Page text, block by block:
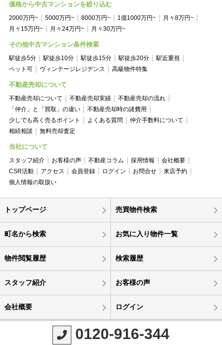
価格から中古マンションを絞り込む
2000万円~ 5000万円~ 8000万円~ 1億1000万円~
月々8万円~
月々15万円~
月々24万円~ 月々30万円~
その他中古マンション条件検索
駅徒歩5分 駅徒歩10分 駅徒歩15分 駅徒歩20分
駅近重視
ペット可
ヴィンテージレジデンス 高級物件特集
不動産売却について
不動産売却について 不動産売却実績
不動産売却の流れ
「仲介」と「買取」の違い
不動産売却時の諸費用
少しでも高く売るポイント
よくある質問
仲介手数料について
相続相談
無料売却査定
当社について
スタッフ紹介 お客様の声 不動産コラム 採用情報
会社概要
CSR活動
アクセス 会員登録 ログイン お問合せ
来店予約
個人情報の取扱い
トップページ 売買物件検索
町名から検索 お気に入り物件一覧
物件閲覧履歴 検索履歴
スタッフ紹介 お客様の声
会社概要 ログイン
0120-916-344